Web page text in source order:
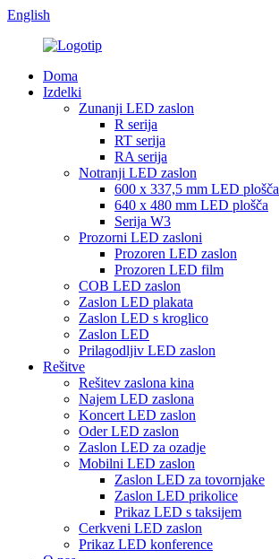
English
Doma
Izdelki
Zunanji LED zaslon
R serija
RT serija
RA serija
Notranji LED zaslon
600 x 337,5 mm LED plošča
640 x 480 mm LED plošča
Serija W3
Prozorni LED zasloni
Prozoren LED zaslon
Prozoren LED film
COB LED zaslon
Zaslon LED plakata
Zaslon LED s kroglico
Zaslon LED
Prilagodljiv LED zaslon
Rešitve
Rešitev zaslona kina
Najem LED zaslona
Koncert LED zaslon
Oder LED zaslon
Zaslon LED za ozadje
Mobilni LED zaslon
Zaslon LED za tovornjake
Zaslon LED prikolice
Prikaz LED s taksijem
Cerkveni LED zaslon
Prikaz LED konference